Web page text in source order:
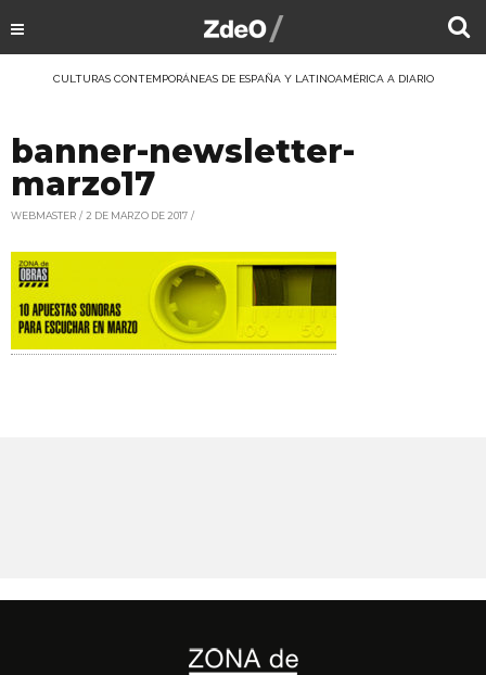
CULTURAS CONTEMPORÁNEAS DE ESPAÑA Y LATINOAMÉRICA A DIARIO
banner-newsletter-
marzo17
WEBMASTER 2 DE MARZO DE 2017